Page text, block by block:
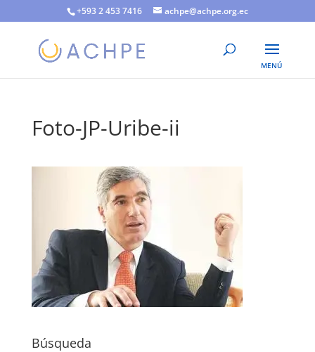
+593 2 453 7416 achpe@achpe.org.ec
Foto-JP-Uribe-ii
Búsqueda